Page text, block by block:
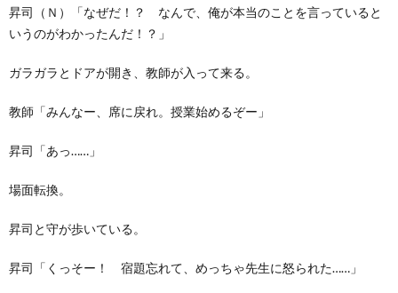
昇司（Ｎ）「なぜだ！？ なんで、俺が本当のことを言っていると
いうのがわかったんだ！？」
ガラガラとドアが開き、教師が入って来る。
教師「みんなー、席に戻れ。授業始めるぞー」
昇司「あっ……」
場面転換。
昇司と守が歩いている。
昇司「くっそー！ 宿題忘れて、めっちゃ先生に怒られた……」